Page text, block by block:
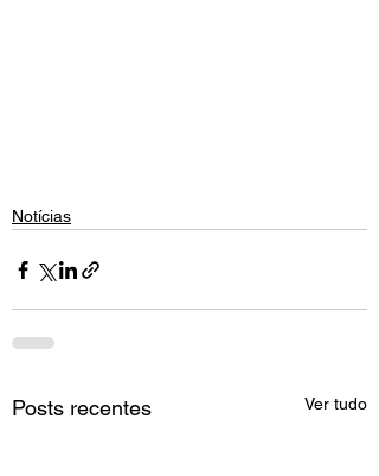
Notícias
Posts recentes Ver tudo